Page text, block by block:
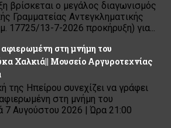
βρίσκεται ο μεγάλος διαγωνισμός
Γραμματείας Αντεγκληματικής
17725/13-7-2026 προκήρυξη) για...
αφιερωμένη στη μνήμη του
Χαλκιά|| Μουσείο Αργυροτεχνίας
της Ηπείρου συνεχίζει να γράφει
στη μνήμη του
7 Αυγούστου 2026 | Ώρα 21:00